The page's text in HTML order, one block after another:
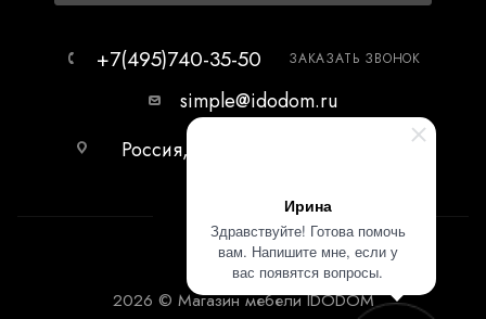
Ирина
Здравствуйте! Готова помочь
вам. Напишите мне, если у
вас появятся вопросы.
+7(495)740-35-50 ЗАКАЗАТЬ ЗВОНОК
simple@idodom.ru
Россия, г.Москва, МЦ Гранд-2,
2026 © Магазин мебели IDODOM